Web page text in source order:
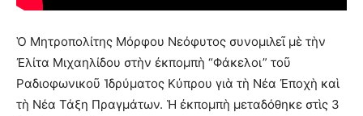
Ὁ Μητροπολίτης Μόρφου Νεόφυτος συνομιλεῖ μὲ τὴν
Ἐλίτα Μιχαηλίδου στὴν ἐκπομπὴ “Φάκελοι” τοῦ
Ραδιοφωνικοῦ Ἱδρύματος Κύπρου γιὰ τὴ Νέα Ἐποχὴ καὶ
τὴ Νέα Τάξη Πραγμάτων. Ἡ ἐκπομπὴ μεταδόθηκε στὶς 3